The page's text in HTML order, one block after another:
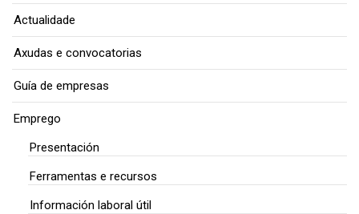
Actualidade
Axudas e convocatorias
Guía de empresas
Emprego
Presentación
Ferramentas e recursos
Información laboral útil